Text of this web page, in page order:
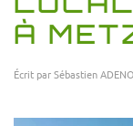
À
Écrit parSébastien